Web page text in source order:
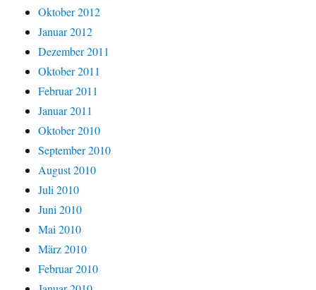
Oktober 2012
Januar 2012
Dezember 2011
Oktober 2011
Februar 2011
Januar 2011
Oktober 2010
September 2010
August 2010
Juli 2010
Juni 2010
Mai 2010
März 2010
Februar 2010